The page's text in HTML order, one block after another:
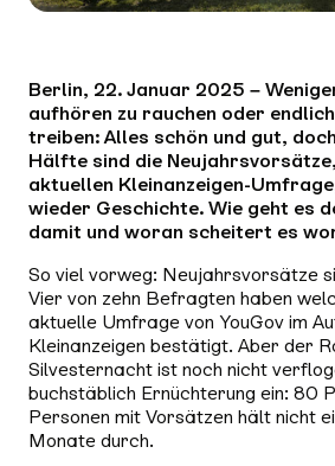
Berlin, 22. Januar 2025 –
aufhören zu rauchen oder
treiben: Alles schön und gut,
Hälfte sind die
aktuellen Kleinanzeigen-
wieder Geschichte. Wie geht es
damit und woran scheitert es
So viel vorweg: Neujahrsvorsätze
Vier von zehn Befragten haben
aktuelle Umfrage von YouGov im
Kleinanzeigen bestätigt. Aber der
Silvesternacht ist noch nicht
buchstäblich Ernüchterung ein: 80
Personen mit Vorsätzen hält nicht
Monate durch.